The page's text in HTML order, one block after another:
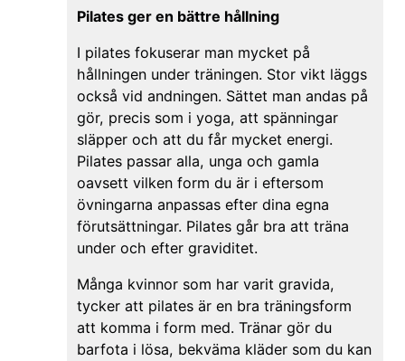
Pilates ger en bättre hållning
I pilates fokuserar man mycket på
hållningen under träningen. Stor vikt läggs
också vid andningen. Sättet man andas på
gör, precis som i yoga, att spänningar
släpper och att du får mycket energi.
Pilates passar alla, unga och gamla
oavsett vilken form du är i eftersom
övningarna anpassas efter dina egna
förutsättningar. Pilates går bra att träna
under och efter graviditet.
Många kvinnor som har varit gravida,
tycker att pilates är en bra träningsform
att komma i form med. Tränar gör du
barfota i lösa, bekväma kläder som du kan